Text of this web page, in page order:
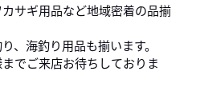
サギ用品など地域密着の品揃
、海釣り用品も揃います。
でご来店お待ちしておりま